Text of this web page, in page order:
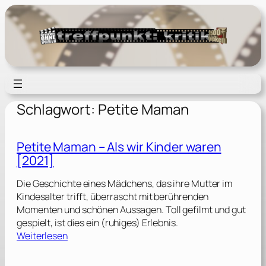
Zum
Inhalt
springen
Schlagwort: Petite Maman
Petite Maman – Als wir Kinder waren
[2021]
Die Geschichte eines Mädchens, das ihre Mutter im
Kindesalter trifft, überrascht mit berührenden
Momenten und schönen Aussagen. Toll gefilmt und gut
gespielt, ist dies ein (ruhiges) Erlebnis.
Weiterlesen: